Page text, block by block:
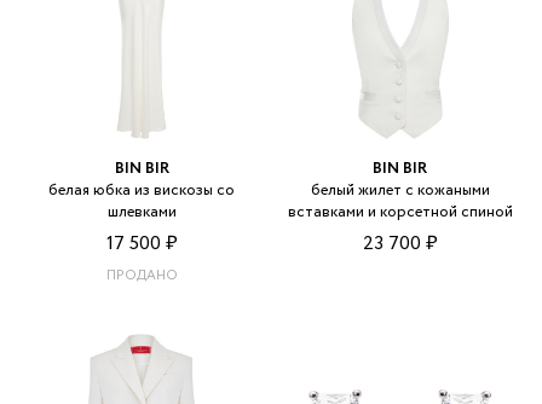
BIN BIR
белая юбка из вискозы со
шлевками
17 500 ₽
ПРОДАНО
BIN BIR
белый жилет с кожаными
вставками и корсетной спиной
23 700 ₽